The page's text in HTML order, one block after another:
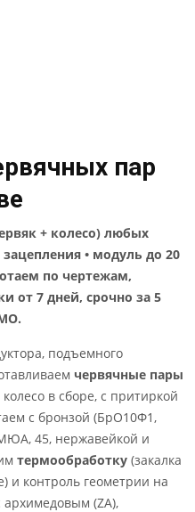
пар
+ колесо) любых
• модуль до 20
по чертежам,
от 7 дней, срочно за 5
подъемного
червячные пары
в сборе, с притиркой
с бронзой (БрО10Ф1,
45, нержавейкой и
термообработку (закалка
и контроль геометрии на
(ZA),